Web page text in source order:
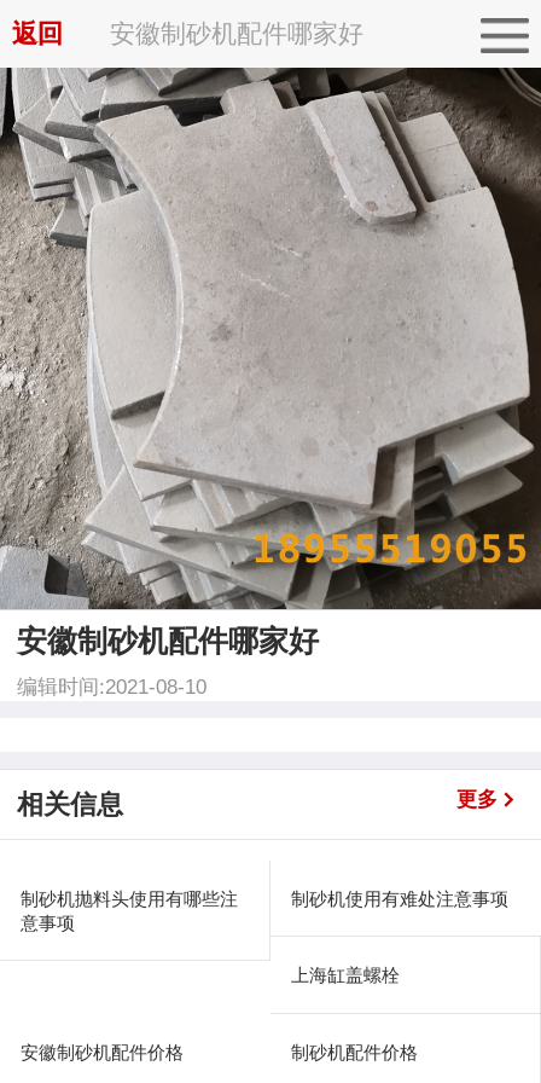
返回 安徽制砂机配件哪家好
安徽制砂机配件哪家好
编辑时间:2021-08-10
相关信息 更多
制砂机抛料头使用有哪些注
意事项
制砂机使用有难处注意事项
上海缸盖螺栓
安徽制砂机配件价格 制砂机配件价格